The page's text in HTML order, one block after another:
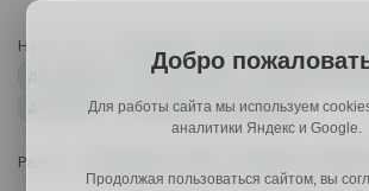
Назначение:
для школьника
для работы
для детей для спальни
Размер:
Добро
Для работы сайта мы используем
аналитики Яндекс и Google.
Продолжая пользоваться сайтом, вы